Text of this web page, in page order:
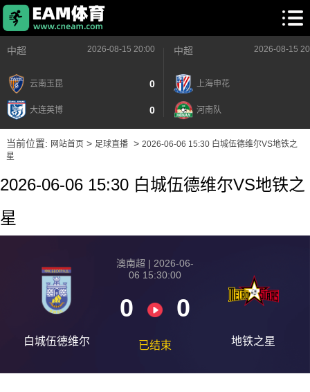
中超 2026-08-15 20:00
云南玉昆 0
大连英博 0
中超 2026-08-15
上海申花
河南队
当前位置: 网站首页> 足球直播> 2026-06-06 15:30 白城伍德维尔VS地铁之
星
2026-06-06 15:30 白城伍德维尔VS地铁之
星
白城伍德维尔
澳南超 | 2026-06-
06 15:30:00
0 0
已结束 地铁之星